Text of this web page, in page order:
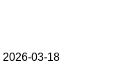
2026-03-18